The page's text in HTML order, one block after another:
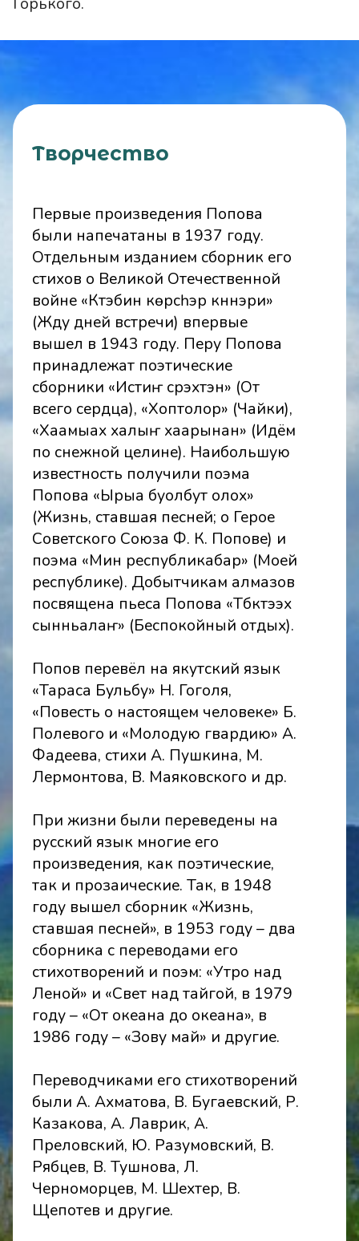
Творчество
Первые произведения Попова
были напечатаны в 1937 году.
Отдельным изданием сборник его
стихов о Великой Отечественной
войне «Күүтэбин көрсүһэр күннэри»
(Жду дней встречи) впервые
вышел в 1943 году. Перу Попова
принадлежат поэтические
сборники «Истиҥ сүрэхтэн» (От
всего сердца), «Хоптолор» (Чайки),
«Хаамыах халыҥ хаарынан» (Идём
по снежной целине). Наибольшую
известность получили поэма
Попова «Ырыа буолбут олох»
(Жизнь, ставшая песней; о Герое
Советского Союза Ф. К. Попове) и
поэма «Мин республикабар» (Моей
республике). Добытчикам алмазов
посвящена пьеса Попова «Түбүктээх
сынньалаҥ» (Беспокойный отдых).
Попов перевёл на якутский язык
«Тараса Бульбу» Н. Гоголя,
«Повесть о настоящем человеке» Б.
Полевого и «Молодую гвардию» А.
Фадеева, стихи А. Пушкина, М.
Лермонтова, В. Маяковского и др.
При жизни были переведены на
русский язык многие его
произведения, как поэтические,
так и прозаические. Так, в 1948
году вышел сборник «Жизнь,
ставшая песней», в 1953 году – два
сборника с переводами его
стихотворений и поэм: «Утро над
Леной» и «Свет над тайгой, в 1979
году – «От океана до океана», в
1986 году – «Зову май» и другие.
Переводчиками его стихотворений
были А. Ахматова, В. Бугаевский, Р.
Казакова, А. Лаврик, А.
Преловский, Ю. Разумовский, В.
Рябцев, В. Тушнова, Л.
Черноморцев, М. Шехтер, В.
Щепотев и другие.